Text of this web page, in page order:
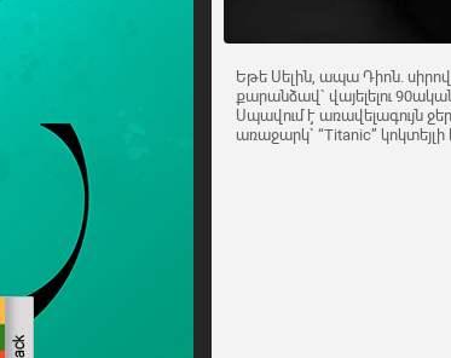
Եթե Սելին, ապա Դիոն.
քարանձավ` վայելելու
Սպավում է առավելագույն
առաջարկ` “Titanic”